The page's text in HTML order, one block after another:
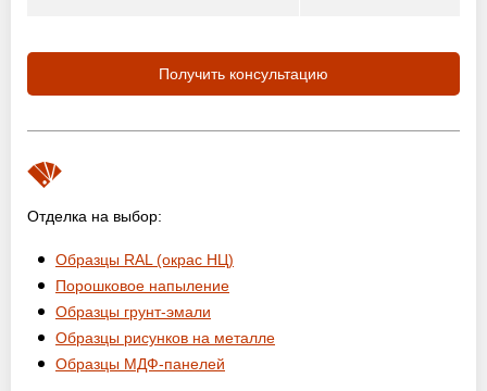
Получить консультацию
Отделка на выбор:
Образцы RAL (окрас НЦ)
Порошковое напыление
Образцы грунт-эмали
Образцы рисунков на металле
Образцы МДФ-панелей